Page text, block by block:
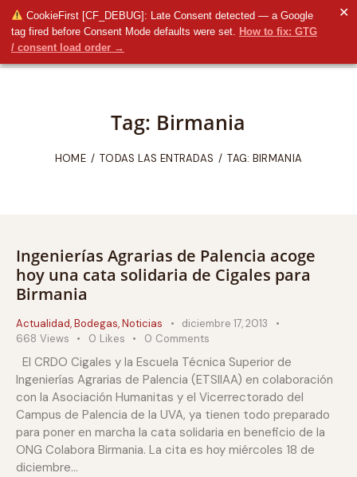
CookieFirst [CF_DEBUG]: Late Consent detected — a Google
tag fired before Consent Mode defaults were set. How to fix: GTG
/ consent load order →
✕
Tag: Birmania
HOME TODAS LAS ENTRADAS TAG: BIRMANIA
Ingenierías Agrarias de Palencia acoge
hoy una cata solidaria de Cigales para
Birmania
Actualidad,Bodegas,Noticias
diciembre 17, 2013
668 Views 0 Likes 0 Comments
El CRDO Cigales y la Escuela Técnica Superior de
Ingenierías Agrarias de Palencia (ETSIIAA) en colaboración
con la Asociación Humanitas y el Vicerrectorado del
Campus de Palencia de la UVA, ya tienen todo preparado
para poner en marcha la cata solidaria en beneficio de la
ONG Colabora Birmania. La cita es hoy miércoles 18 de
diciembre…